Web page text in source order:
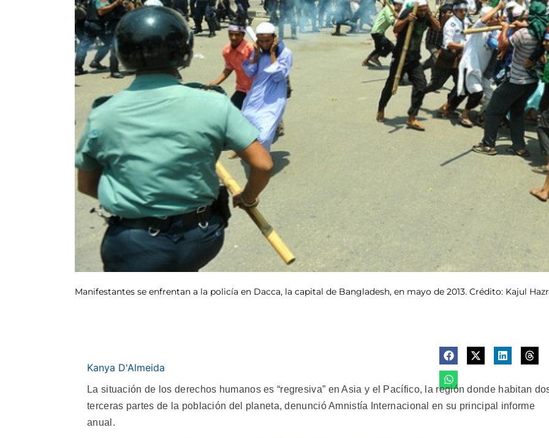
Manifestantes se enfrentan a la policía en Dacca, la capital de Bangladesh, en mayo de 2013. Crédito: Kajul
Kanya D'Almeida
La situación de los derechos humanos es “regresiva” en Asia y el Pacífico, la región donde habitan
terceras partes de la población del planeta, denunció Amnistía Internacional en su principal informe
anual.